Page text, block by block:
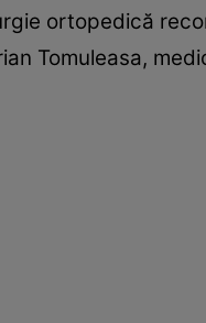
ortopedică
Tomuleasa,